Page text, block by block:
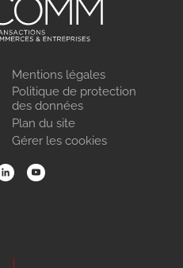
Mentions légales
Politique de protection
des données
Plan du site
Gérer les cookies